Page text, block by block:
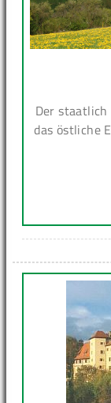
Der
das östliche